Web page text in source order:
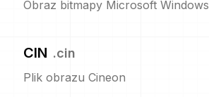
Obraz bitmapy Microsoft Windows
CIN .cin
Plik obrazu Cineon